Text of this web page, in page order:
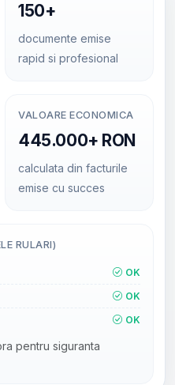
150+
documente emise
rapid si profesional
VALOARE ECONOMICA
445.000+ RON
calculata din facturile
emise cu succes
RULARI)
OK
OK
OK
pentru siguranta